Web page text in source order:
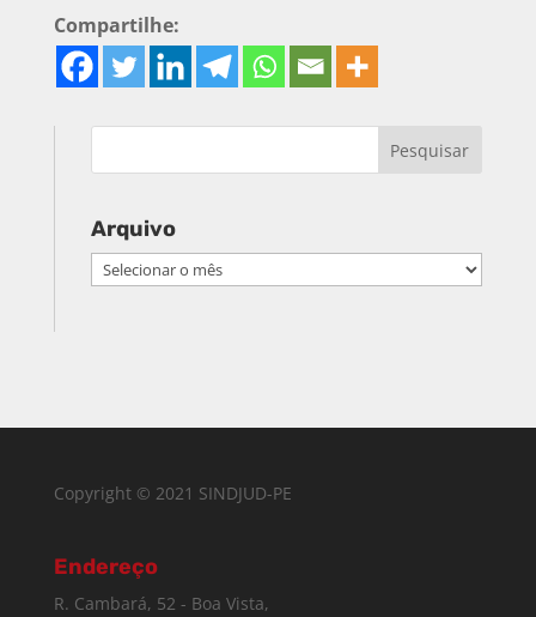
Compartilhe:
Arquivo
Arquivo
Copyright © 2021 SINDJUD-PE
Endereço
R. Cambará, 52 - Boa Vista,